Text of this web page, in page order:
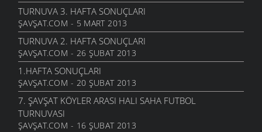
TURNUVA 3. HAFTA SONUÇLARI
ŞAVŞAT.COM - 5 MART 2013
TURNUVA 2. HAFTA SONUÇLARI
ŞAVŞAT.COM - 26 ŞUBAT 2013
1.HAFTA SONUÇLARI
ŞAVŞAT.COM - 20 ŞUBAT 2013
7. ŞAVŞAT KÖYLER ARASI HALI SAHA FUTBOL
TURNUVASI
ŞAVŞAT.COM - 16 ŞUBAT 2013